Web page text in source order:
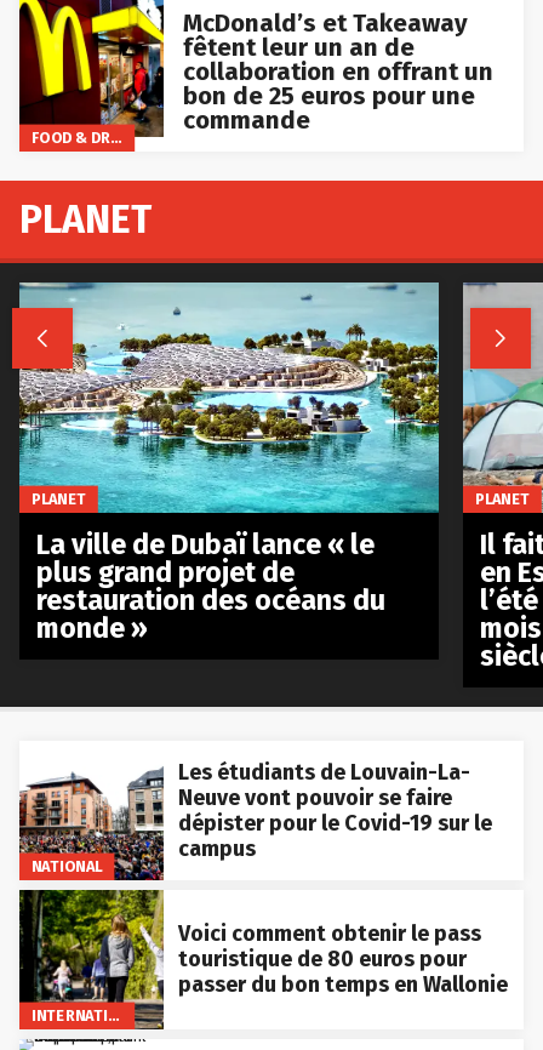
FOOD & DRINKS
McDonald’s et Takeaway
fêtent leur un an de
collaboration en offrant un
bon de 25 euros pour une
commande
NATIONAL
Les étudiants de Louvain-La-
Neuve vont pouvoir se faire
dépister pour le Covid-19 sur le
campus
INTERNATIONAL
Voici comment obtenir le pass
touristique de 80 euros pour
passer du bon temps en Wallonie
PLANET
 
PLANET
La ville de Dubaï lance « le
plus grand projet de
restauration des océans du
monde »
PLANET
Il
en